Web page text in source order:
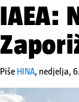
IAEA:
Piše HINA, nedjelja,